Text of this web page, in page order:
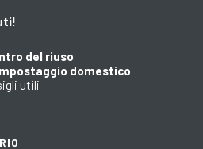
del riuso
domestico
utili